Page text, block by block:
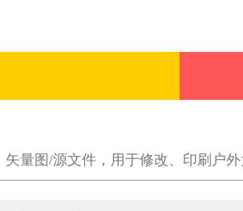
矢量图/源文件，用于修改、印刷户